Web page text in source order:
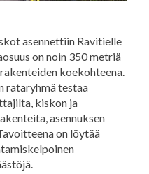
asennettiin Ravitielle
on noin 350 metriä
koekohteena.
rataryhmä testaa
kiskon ja
asennuksen
on löytää